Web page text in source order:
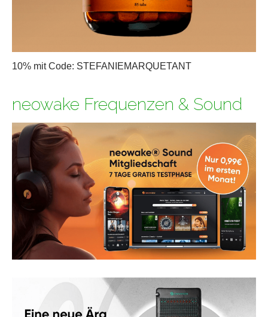
10% mit Code: STEFANIEMARQUETANT
neowake Frequenzen & Sound